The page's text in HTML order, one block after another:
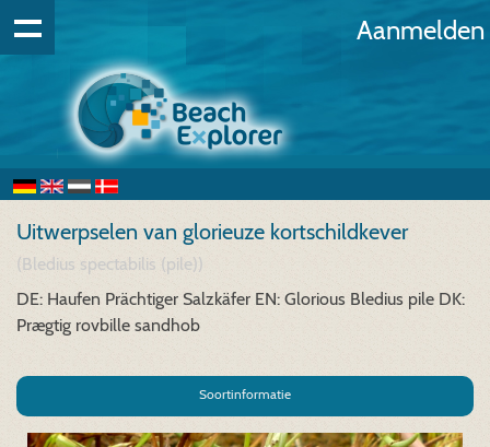
Aanmelden
Uitwerpselen van glorieuze kortschildkever
(Bledius spectabilis (pile))
DE: Haufen Prächtiger Salzkäfer EN: Glorious Bledius pile DK:
Prægtig rovbille sandhob
Soortinformatie